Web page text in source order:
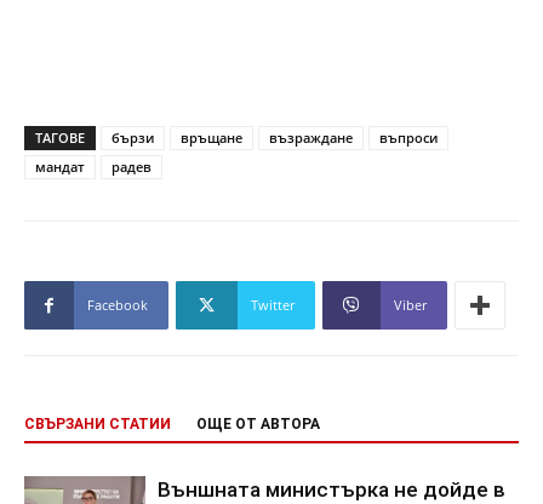
ТАГОВЕ бързи връщане възраждане
въпроси
мандат
радев
Facebook Twitter Viber
СВЪРЗАНИ СТАТИИ ОЩЕ ОТ АВТОРА
Външната министърка не дойде в